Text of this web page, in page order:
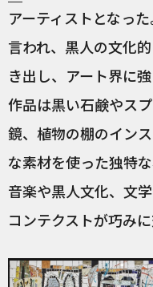
アーティストとなっ
言われ、黒人の文化
き出し、アート界に
作品は黒い石鹸やス
鏡、植物の棚のイン
な素材を使った独特
音楽や黒人文化、文
コンテクストが巧みに